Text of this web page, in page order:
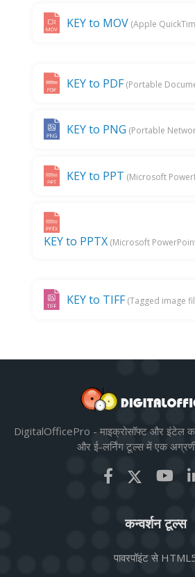
KEY to MOV (Apple
KEY to PDF (Portable
KEY to PNG (Portable
KEY to PPT (Microsoft
KEY to PPTX (Microsoft
KEY to TIFF (Tagged image
DigitalOfficePro - माइक्रोसॉफ्ट और इंटेल का
और ई-लर्निंग टूल्स में एक
कन्वर्शन टूल्स
पावरपॉइंट से